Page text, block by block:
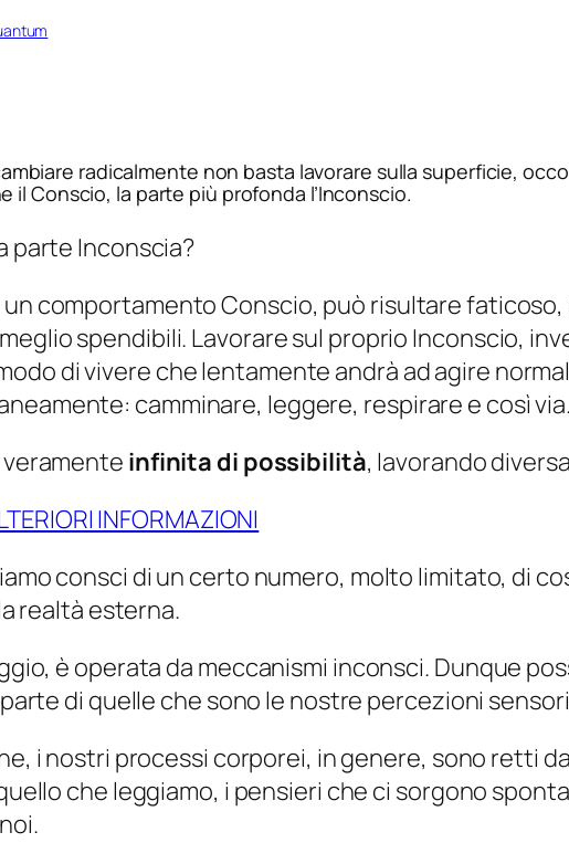
radicalmente non basta lavorare sulla superficie,
il Conscio, la parte più profonda l’Inconscio.
parte Inconscia?
comportamento Conscio, può risultare
spendibili. Lavorare sul proprio Inconscio,
di vivere che lentamente andrà ad agire
camminare, leggere, respirare e così via.
infinita di possibilità, lavorando
INFORMAZIONI
consci di un certo numero, molto limitato, di
realtà esterna.
è operata da meccanismi inconsci. Dunque
parte di quelle che sono le nostre percezioni
i nostri processi corporei, in genere, sono retti
che leggiamo, i pensieri che ci sorgono